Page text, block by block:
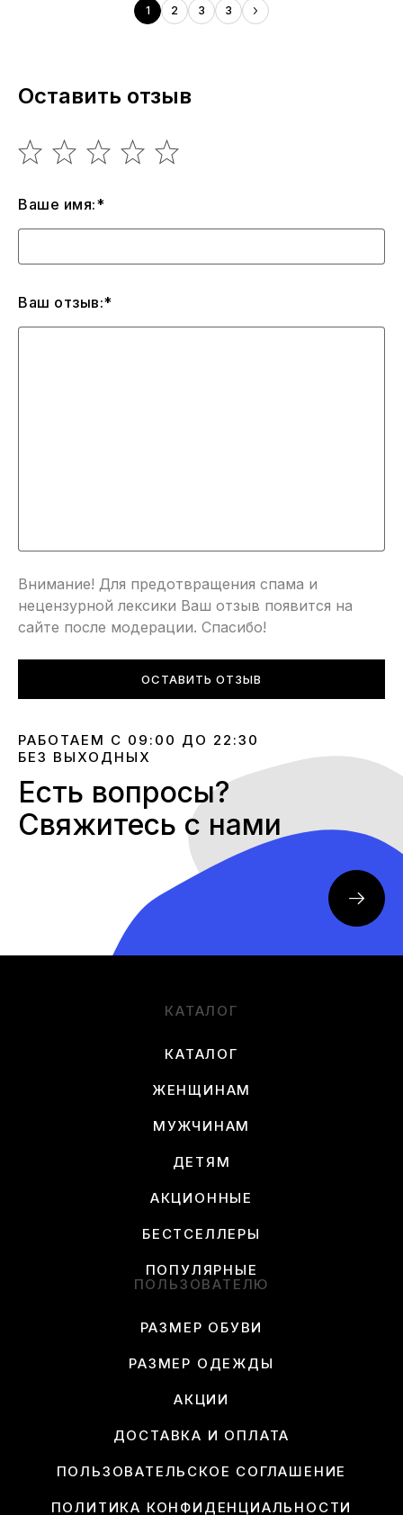
1 2 3 3
Оставить отзыв
Ваше имя:*
Ваш отзыв:*
Внимание! Для предотвращения спама и
нецензурной лексики Ваш отзыв появится на
сайте после модерации. Спасибо!
ОСТАВИТЬ ОТЗЫВ
РАБОТАЕМ С 09:00 ДО 22:30
БЕЗ ВЫХОДНЫХ
Есть вопросы?
Свяжитесь с нами
КАТАЛОГ
КАТАЛОГ
ЖЕНЩИНАМ
МУЖЧИНАМ
ДЕТЯМ
АКЦИОННЫЕ
БЕСТСЕЛЛЕРЫ
ПОПУЛЯРНЫЕ
ПОЛЬЗОВАТЕЛЮ
РАЗМЕР ОБУВИ
РАЗМЕР ОДЕЖДЫ
АКЦИИ
ДОСТАВКА И ОПЛАТА
ПОЛЬЗОВАТЕЛЬСКОЕ СОГЛАШЕНИЕ
ПОЛИТИКА КОНФИДЕНЦИАЛЬНОСТИ